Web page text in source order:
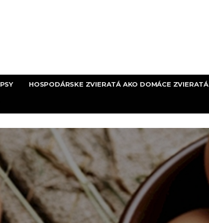
PSY HOSPODÁRSKE ZVIERATÁ AKO DOMÁCE ZVIERATÁ